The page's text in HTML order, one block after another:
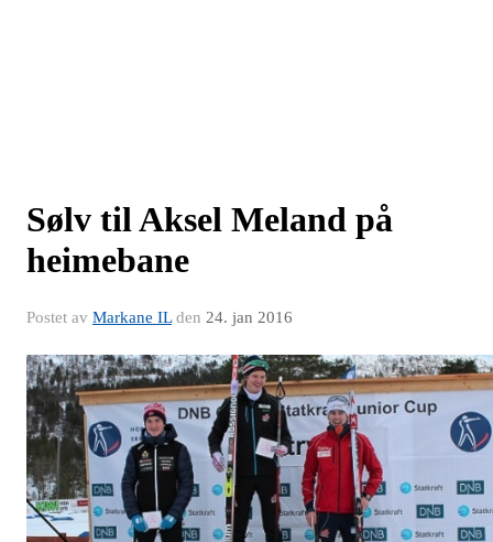
Sølv til Aksel Meland på
heimebane
Postet av Markane ILden 24. jan 2016